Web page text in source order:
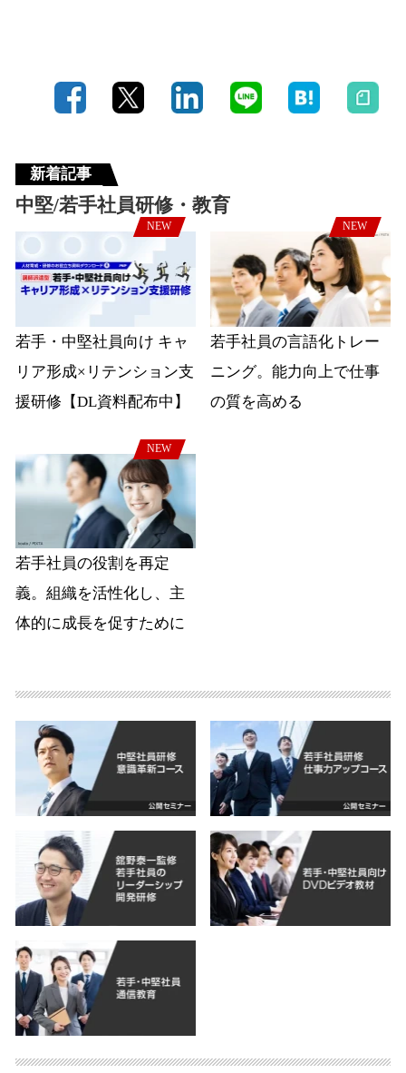
新着記事
中堅/若手社員研修・教育
NEW
若手・中堅社員向け キャ
リア形成×リテンション支
援研修【DL資料配布中】
NEW
若手社員の言語化トレー
ニング。能力向上で仕事
の質を高める
NEW
若手社員の役割を再定
義。組織を活性化し、主
体的に成長を促すために